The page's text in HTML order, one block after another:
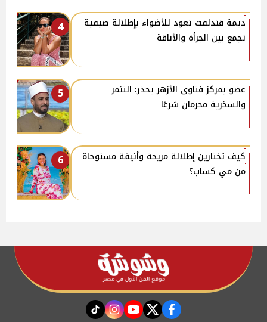
4
ديمة قندلفت تعود للأضواء بإطلالة صيفية
تجمع بين الجرأة والأناقة
5
عضو بمركز فتاوى الأزهر يحذر: التنمر
والسخرية محرمان شرعًا
6
كيف تختارين إطلالة مريحة وأنيقة مستوحاة
من مي كساب؟
facebook
twitter
youtube
instagram
tiktok